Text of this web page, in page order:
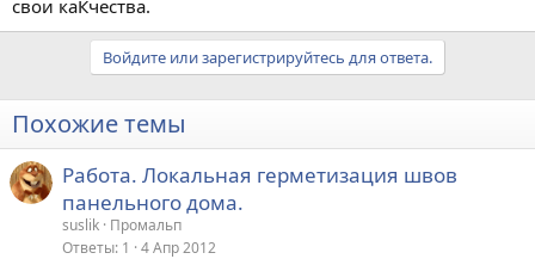
свои каКчества.
Войдите или зарегистрируйтесь для ответа.
Похожие темы
Работа. Локальная герметизация швов
панельного дома.
suslik Промальп
Ответы 1 4 Апр 2012